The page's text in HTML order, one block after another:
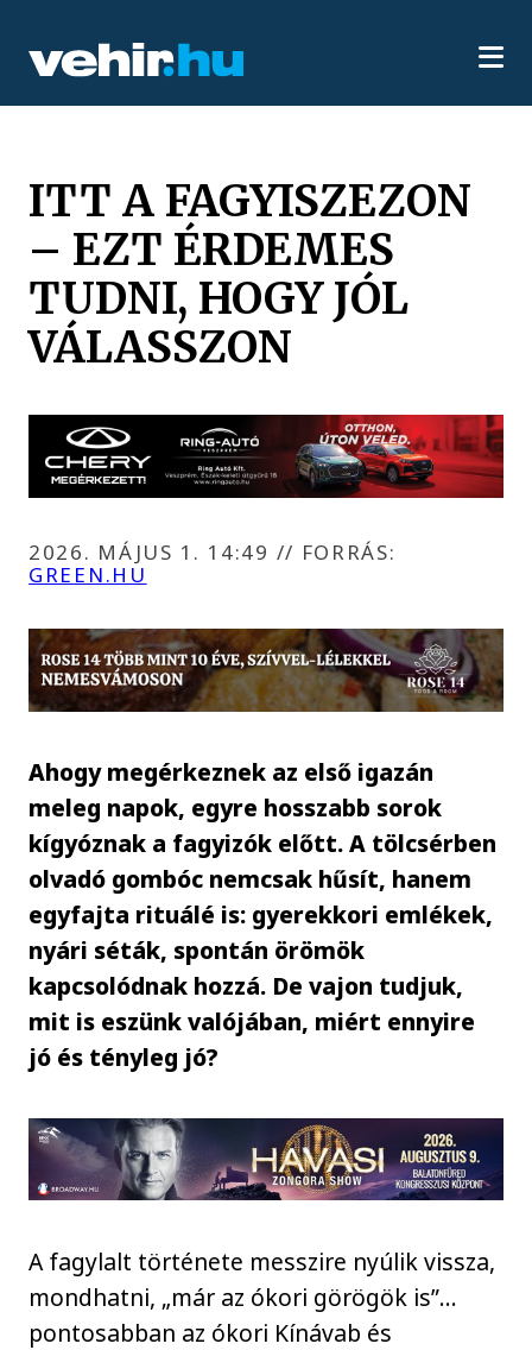
ITT A FAGYISZEZON
– EZT ÉRDEMES
TUDNI, HOGY JÓL
VÁLASSZON
2026. MÁJUS 1. 14:49 // FORRÁS:
GREEN.HU
Ahogy megérkeznek az első igazán
meleg napok, egyre hosszabb sorok
kígyóznak a fagyizók előtt. A tölcsérben
olvadó gombóc nemcsak hűsít, hanem
egyfajta rituálé is: gyerekkori emlékek,
nyári séták, spontán örömök
kapcsolódnak hozzá. De vajon tudjuk,
mit is eszünk valójában, miért ennyire
jó és tényleg jó?
A fagylalt története messzire nyúlik vissza,
mondhatni, „már az ókori görögök is”…
pontosabban az ókori Kínávab és